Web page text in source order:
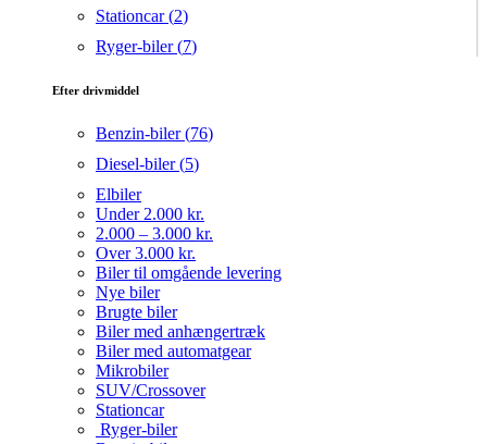
Stationcar (2)
Ryger-biler (7)
Efter drivmiddel
Benzin-biler (76)
Diesel-biler (5)
Elbiler
Under 2.000 kr.
2.000 – 3.000 kr.
Over 3.000 kr.
Biler til omgående levering
Nye biler
Brugte biler
Biler med anhængertræk
Biler med automatgear
Mikrobiler
SUV/Crossover
Stationcar
Ryger-biler